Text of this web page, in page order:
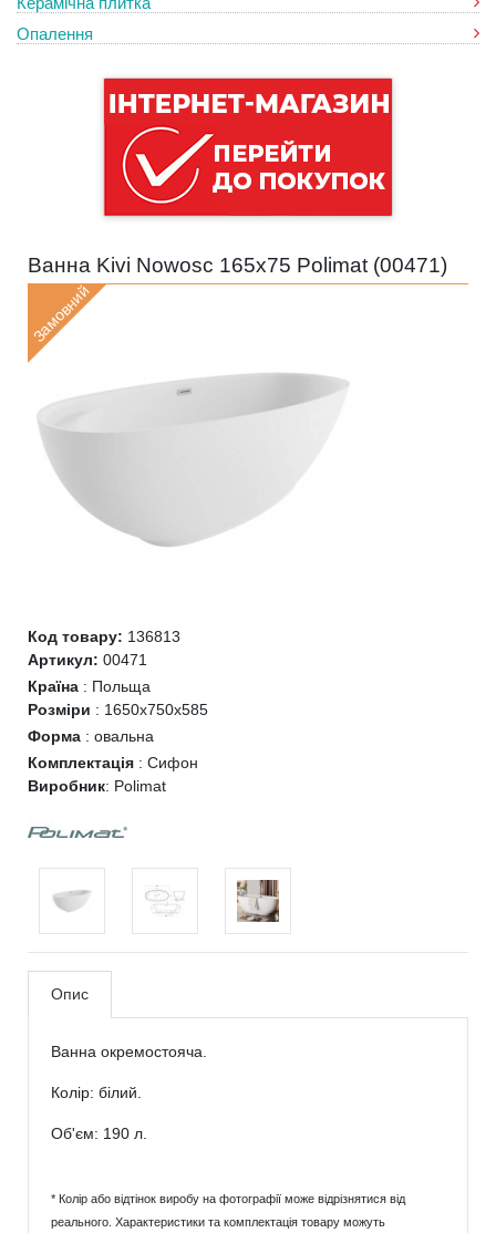
Опалення
Ванна Kivi Nowosc 165x75 Polimat (00471)
Замовний
Код товару: 136813
Артикул: 00471
Країна : Польща
Розміри : 1650x750x585
Форма : овальна
Комплектація : Сифон
Виробник: Polimat
Опис
Ванна окремостояча.
Колір: білий.
Об'єм: 190 л.
* Колір або відтінок виробу на фотографії може відрізнятися від
реального. Характеристики та комплектація товару можуть